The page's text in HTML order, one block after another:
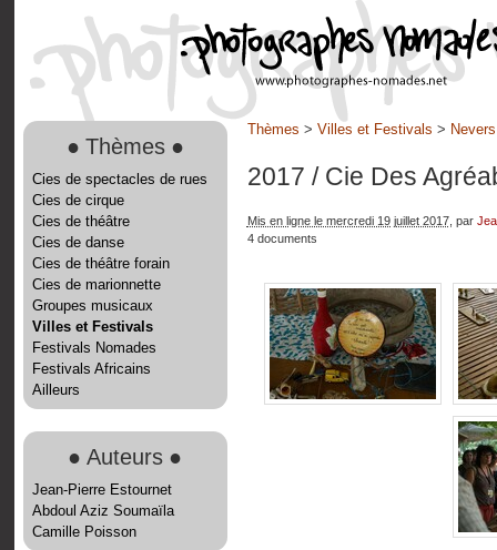
● Thèmes ●
Cies de spectacles de rues
Cies de cirque
Cies de théâtre
Cies de danse
Cies de théâtre forain
Cies de marionnette
Groupes musicaux
Villes et Festivals
Festivals Nomades
Festivals Africains
Ailleurs
● Auteurs ●
Jean-Pierre Estournet
Abdoul Aziz Soumaïla
Camille Poisson
Thèmes > Villes et Festivals >
2017 / Cie Des
Mis en ligne le mercredi 19 juillet 2017, par
4 documents